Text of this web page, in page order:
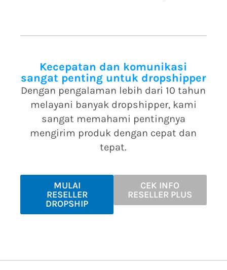
Kecepatan dan komunikasi
sangat penting untuk dropshipper
Dengan pengalaman lebih dari 10 tahun
melayani banyak dropshipper, kami
sangat memahami pentingnya
mengirim produk dengan cepat dan
tepat.
MULAI
RESELLER
DROPSHIP
CEK INFO
RESELLER PLUS